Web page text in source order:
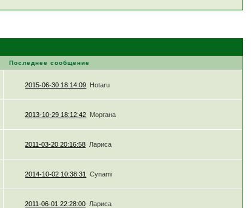
Последнее сообщение
2015-06-30 18:14:09 Hotaru
2013-10-29 18:12:42 Моргана
2011-03-20 20:16:58 Лариса
2014-10-02 10:38:31 Cynami
2011-06-01 22:28:00 Лариса